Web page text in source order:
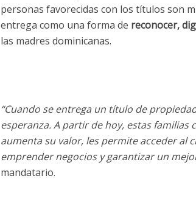
personas favorecidas con los títulos son
entrega como una forma de reconocer,
las madres dominicanas.
“Cuando se entrega un título de
esperanza. A partir de hoy, estas
aumenta su valor, les permite acceder al
emprender negocios y garantizar un
mandatario.